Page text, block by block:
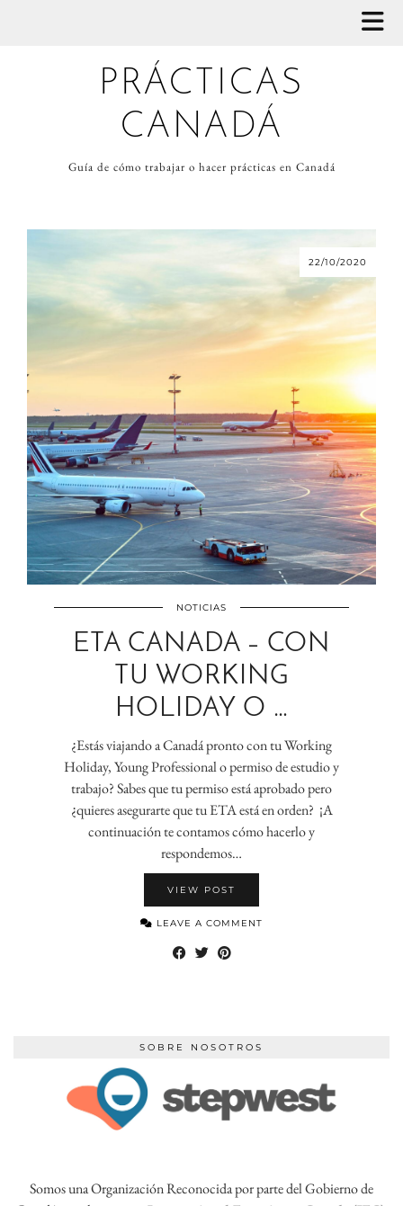
PRÁCTICAS
CANADÁ
Guía de cómo trabajar o hacer prácticas en Canadá
22/10/2020
NOTICIAS
ETA CANADA – CON
TU WORKING
HOLIDAY O …
¿Estás viajando a Canadá pronto con tu Working
Holiday, Young Professional o permiso de estudio y
trabajo? Sabes que tu permiso está aprobado pero
¿quieres asegurarte que tu ETA está en orden? ¡A
continuación te contamos cómo hacerlo y
respondemos…
VIEW POST
LEAVE A COMMENT
SOBRE NOSOTROS
Somos una Organización Reconocida por parte del Gobierno de